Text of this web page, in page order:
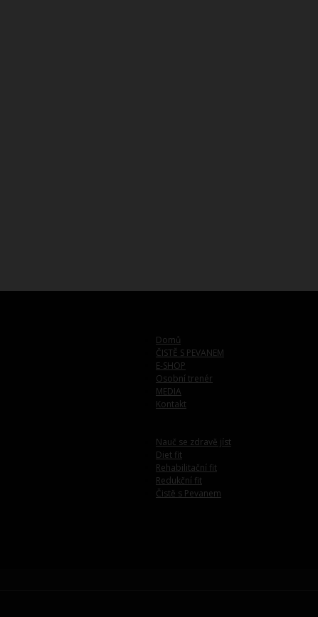
Domů
ČISTĚ S PEVANEM
E-SHOP
Osobní trenér
MEDIA
Kontakt
Nauč se zdravě jíst
Diet fit
Rehabilitační fit
Redukční fit
Čistě s Pevanem